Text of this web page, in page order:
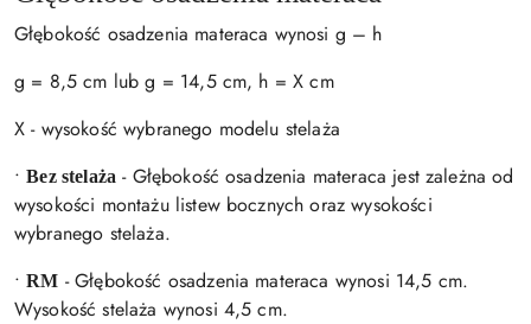
Głębokość osadzenia materaca wynosi g – h
g = 8,5 cm lub g = 14,5 cm, h = X cm
X - wysokość wybranego modelu stelaża
•Bez stelaża - Głębokość osadzenia materaca jest zależna od
wysokości montażu listew bocznych oraz wysokości
wybranego stelaża.
•RM - Głębokość osadzenia materaca wynosi 14,5 cm.
Wysokość stelaża wynosi 4,5 cm.